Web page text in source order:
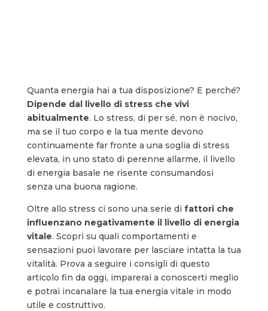
Quanta energia hai a tua disposizione? E perché?
Dipende dal livello di stress che vivi
abitualmente. Lo stress, di per sé, non è nocivo,
ma se il tuo corpo e la tua mente devono
continuamente far fronte a una soglia di stress
elevata, in uno stato di perenne allarme, il livello
di energia basale ne risente consumandosi
senza una buona ragione.
Oltre allo stress ci sono una serie di fattori che
influenzano negativamente il livello di energia
vitale. Scopri su quali comportamenti e
sensazioni puoi lavorare per lasciare intatta la tua
vitalità. Prova a seguire i consigli di questo
articolo fin da oggi, imparerai a conoscerti meglio
e potrai incanalare la tua energia vitale in modo
utile e costruttivo.